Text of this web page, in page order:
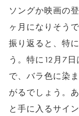
ソングか映画の
ヶ月になりそう
振り返ると、特
う。特に12月7
で、バラ色に染
がるでしょう。
と手に入るサイ